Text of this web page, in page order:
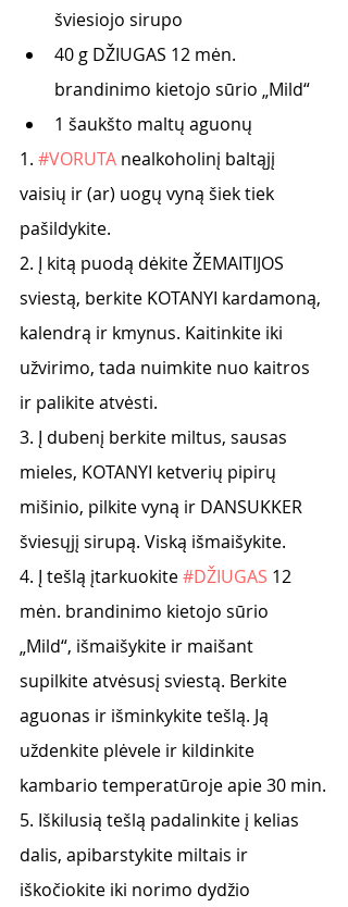
šviesiojo sirupo
40 g DŽIUGAS 12 mėn.
brandinimo kietojo sūrio „Mild“
1 šaukšto maltų aguonų
1. #VORUTA nealkoholinį baltąjį
vaisių ir (ar) uogų vyną šiek tiek
pašildykite.
2. Į kitą puodą dėkite ŽEMAITIJOS
sviestą, berkite KOTANYI kardamoną,
kalendrą ir kmynus. Kaitinkite iki
užvirimo, tada nuimkite nuo kaitros
ir palikite atvėsti.
3. Į dubenį berkite miltus, sausas
mieles, KOTANYI ketverių pipirų
mišinio, pilkite vyną ir DANSUKKER
šviesųjį sirupą. Viską išmaišykite.
4. Į tešlą įtarkuokite #DŽIUGAS 12
mėn. brandinimo kietojo sūrio
„Mild“, išmaišykite ir maišant
supilkite atvėsusį sviestą. Berkite
aguonas ir išminkykite tešlą. Ją
uždenkite plėvele ir kildinkite
kambario temperatūroje apie 30 min.
5. Iškilusią tešlą padalinkite į kelias
dalis, apibarstykite miltais ir
iškočiokite iki norimo dydžio